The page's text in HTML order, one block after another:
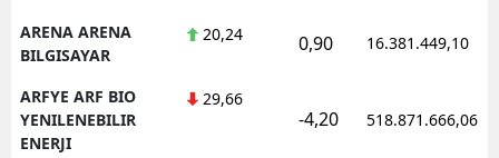
ARENA ARENA
BILGISAYAR
20,24 0,90 16.381.449,10
ARFYE ARF BIO
YENILENEBILIR
ENERJI
29,66
-4,20 518.871.666,06